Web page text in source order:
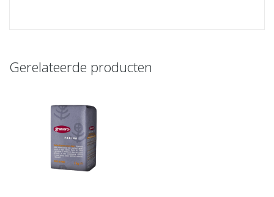
Gerelateerde producten